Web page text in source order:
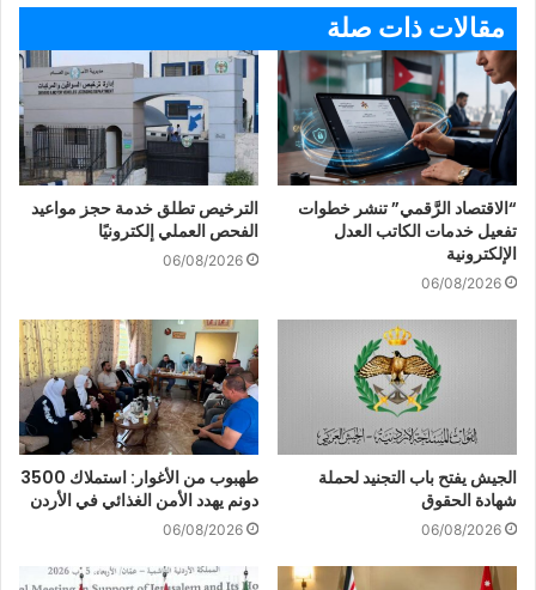
مقالات ذات صلة
“الاقتصاد الرَّقمي” تنشر خطوات
تفعيل خدمات الكاتب العدل
الإلكترونية
06/08/2026
الترخيص تطلق خدمة حجز مواعيد
الفحص العملي إلكترونيًا
06/08/2026
الجيش يفتح باب التجنيد لحملة
شهادة الحقوق
06/08/2026
طهبوب من الأغوار: استملاك 3500
دونم يهدد الأمن الغذائي في الأردن
06/08/2026